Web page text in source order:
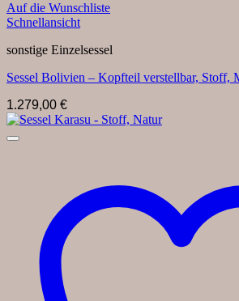
Auf die Wunschliste
Schnellansicht
sonstige Einzelsessel
Sessel Bolivien – Kopfteil verstellbar, Stoff,
1.279,00 €